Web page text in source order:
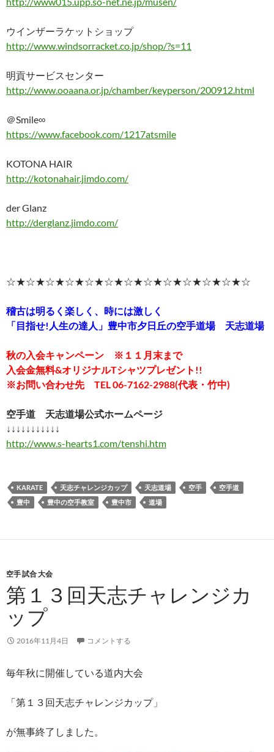
ウインザーラケットショップ
http://www.windsorracket.co.jp/shop/?s=11
明貢サービスセンター
http://www.ooaana.or.jp/chamber/keyperson/200912.html
＠Smile∞
https://www.facebook.com/1217atsmile
KOTONA HAIR
http://kotonahair.jimdo.com/
der Glanz
http://derglanz.jimdo.com/
☆★☆★☆★☆★☆★☆★☆★☆★☆★☆★☆★☆★☆
稽古は明るく楽しく、時には激しく
「目指せ!人生の達人」豊中市夕日丘の空手道場 天志道場
秋の入会キャンペーン ※１１月末まで
入会金無料&オリジナルTシャツプレゼント!!
※お問い合わせ先 TEL 06-7162-2988(代表・竹中)
空手道 天志道場公式ホームページ
↓↓↓↓↓↓↓↓↓↓↓
http://www.s-hearts1.com/tenshi.htm
KARATE 天志チャレンジカップ 天志道場 空手
空手道
豊中
豊中の空手教室 豊中市 道場
空手 試合 大会
第１３回天志チャレンジカ
ップ
2016年11月4日 コメントする
毎年秋に開催している道内大会
「第１３回天志チャレンジカップ」
が無事終了しました。